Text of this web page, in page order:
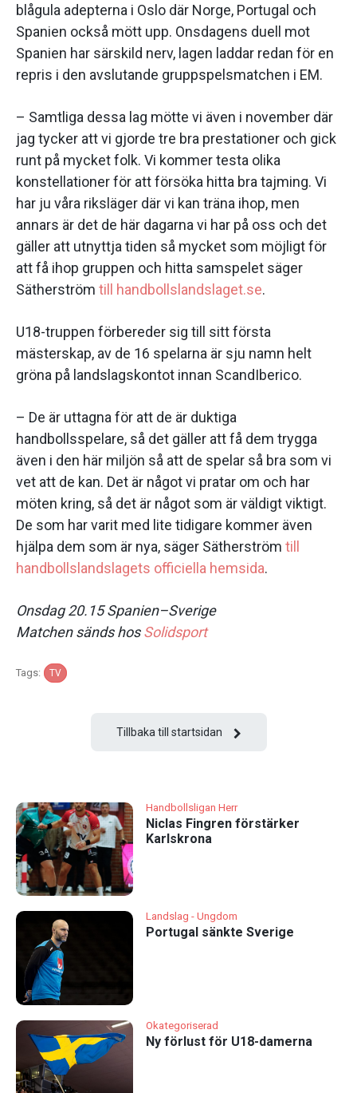
blågula adepterna i Oslo där Norge, Portugal och
Spanien också mött upp. Onsdagens duell mot
Spanien har särskild nerv, lagen laddar redan för en
repris i den avslutande gruppspelsmatchen i EM.
– Samtliga dessa lag mötte vi även i november där
jag tycker att vi gjorde tre bra prestationer och gick
runt på mycket folk. Vi kommer testa olika
konstellationer för att försöka hitta bra tajming. Vi
har ju våra riksläger där vi kan träna ihop, men
annars är det de här dagarna vi har på oss och det
gäller att utnyttja tiden så mycket som möjligt för
att få ihop gruppen och hitta samspelet säger
Sätherström till handbollslandslaget.se.
U18-truppen förbereder sig till sitt första
mästerskap, av de 16 spelarna är sju namn helt
gröna på landslagskontot innan ScandIberico.
– De är uttagna för att de är duktiga
handbollsspelare, så det gäller att få dem trygga
även i den här miljön så att de spelar så bra som vi
vet att de kan. Det är något vi pratar om och har
möten kring, så det är något som är väldigt viktigt.
De som har varit med lite tidigare kommer även
hjälpa dem som är nya, säger Sätherström till
handbollslandslagets officiella hemsida.
Onsdag 20.15 Spanien–Sverige
Matchen sänds hosSolidsport
Tags: TV
Tillbaka till startsidan
Handbollsligan Herr
Niclas Fingren förstärker
Karlskrona
Landslag - Ungdom
Portugal sänkte Sverige
Okategoriserad
Ny förlust för U18-damerna